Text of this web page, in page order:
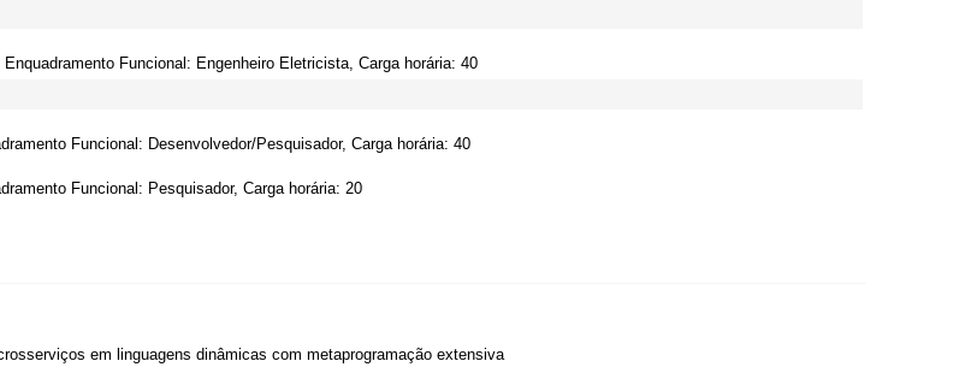
Funcional: Engenheiro Eletricista, Carga horária: 40
Funcional: Desenvolvedor/Pesquisador, Carga horária: 40
Funcional: Pesquisador, Carga horária: 20
em linguagens dinâmicas com metaprogramação extensiva